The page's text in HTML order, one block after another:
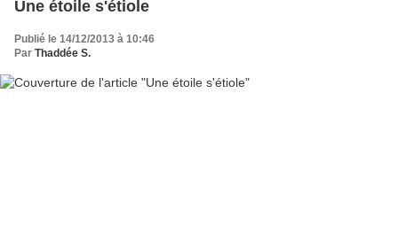
Une étoile s'étiole
Publié le 14/12/2013 à 10:46
Par Thaddée S.